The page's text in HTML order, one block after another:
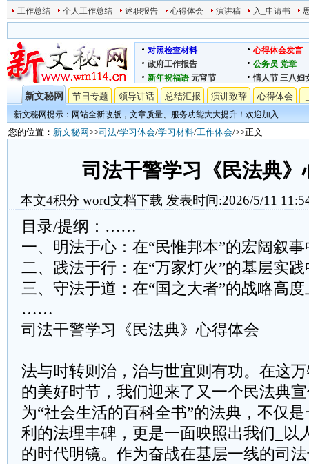
工作总结 个人工作总结 述职报告 心得体会 演讲稿 入_申请书
对照检查材料
心得体会发言
政府工作报告
公务员 党章
新年祝福语 元宵节 情人节 三八妇
新文秘网 节日专题 领导讲话 总结汇报 演讲致辞 心得体会
新文秘网提示：网站全新改版，文章质量、服务功能大大提升！欢迎加入
您的位置： 新文秘网>>司法/学习体会/学习材料/工作体会/>>正文
司法干警学习《民法典》
本文4积分 word文档下载 发表时间:2026/5/11
目录/提纲：……
一、明法于心：在“民惟邦本”的宏阔叙
二、践法于行：在“万家灯火”的基层实
三、守法于道：在“国之大者”的战略高
……
司法干警学习《民法典》心得体会
法与时转则治，治与世宜则有功。在这
的美好时节，我们迎来了又一个民法典
为“社会生活的百科全书”的法典，不仅
利的法理丰碑，更是一面映照出我们_以
的时代明镜。作为奋战在基层一线的司